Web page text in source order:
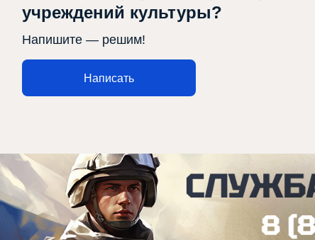
учреждений культуры?
Напишите — решим!
Написать